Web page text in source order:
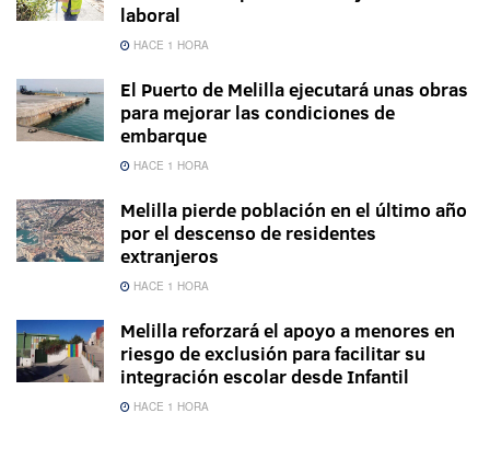
laboral
HACE 1 HORA
El Puerto de Melilla ejecutará unas obras
para mejorar las condiciones de
embarque
HACE 1 HORA
Melilla pierde población en el último año
por el descenso de residentes
extranjeros
HACE 1 HORA
Melilla reforzará el apoyo a menores en
riesgo de exclusión para facilitar su
integración escolar desde Infantil
HACE 1 HORA